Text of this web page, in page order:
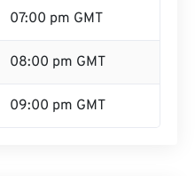
07:00 pm GMT
08:00 pm GMT
09:00 pm GMT